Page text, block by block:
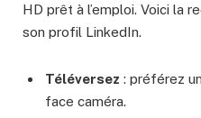
HD prêt à l’emploi. Voici la
son profil LinkedIn.
Téléversez : préférez
face caméra.